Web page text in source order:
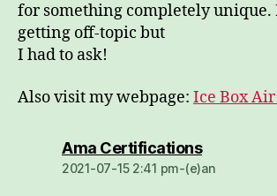
for something completely unique.
getting off-topic but
I had to ask!
Also visit my webpage: Ice Box
Ama Certificationsdio:
2021-07-15 2:41 pm-(e)an